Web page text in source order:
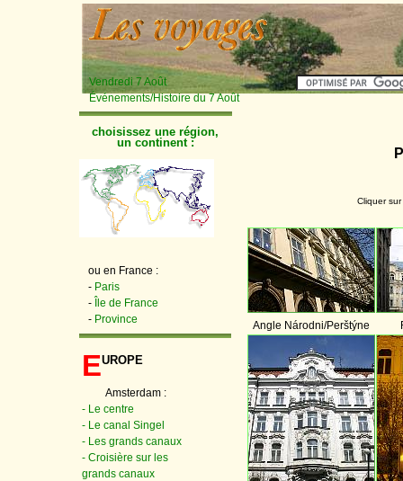
Vendredi 7 Août
Événements/Histoire du 7 Août
choisissez une région,
un continent :
ou en France :
- Paris
-
Île de France
- Province
Europe
Amsterdam :
- Le centre
- Le canal Singel
- Les grands canaux
- Croisière sur les
grands canaux
Cliquer
Angle Národni/Perštýne